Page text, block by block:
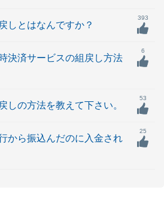
しとはなんですか？
393
決済サービスの組戻し方法
6
しの方法を教えて下さい。
53
から振込んだのに入金され
25